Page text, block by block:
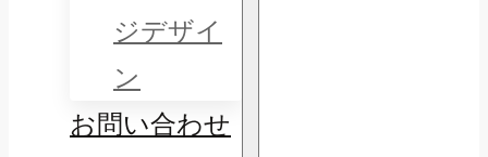
ジデザイ
ン
お問い合わせ